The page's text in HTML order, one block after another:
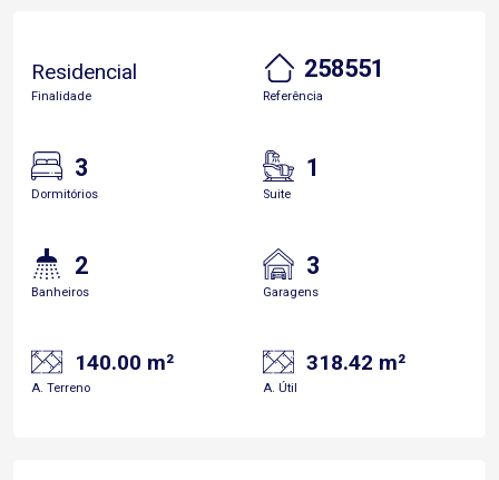
Residencial
Finalidade
258551
Referência
3
Dormitórios
1
Suite
2
Banheiros
3
Garagens
140.00 m²
A. Terreno
318.42 m²
A. Útil